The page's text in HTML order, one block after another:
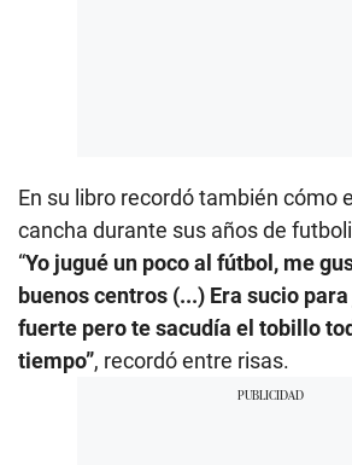
En su libro recordó también cómo
cancha durante sus años de
“Yo jugué un poco al fútbol, me
buenos centros (...) Era sucio
fuerte pero te sacudía el tobillo
tiempo”, recordó entre risas.